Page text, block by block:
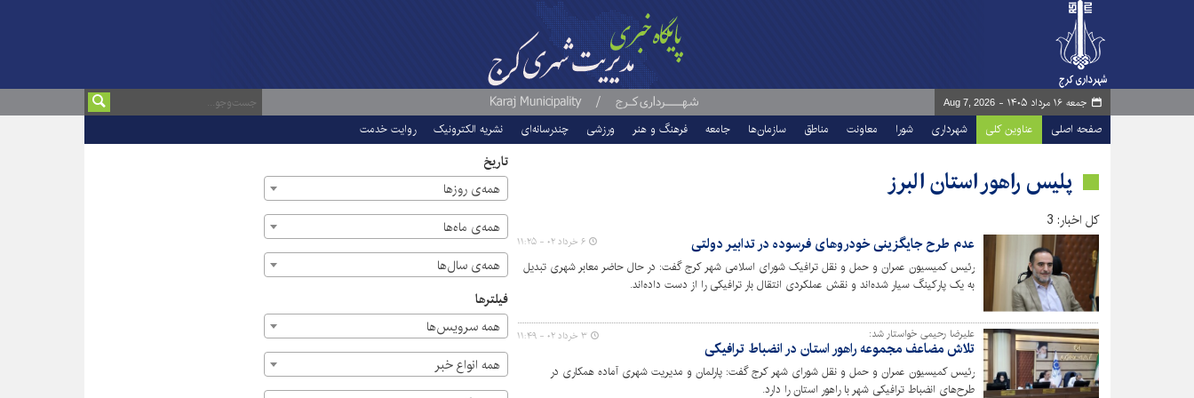
جمعه ۱۶ مرداد ۱۴۰۵ - Aug 7, 2026
صفحه اصلی عناوین کلی شهرداری شورا معاونت مناطق سازمان‌ها جامعه فرهنگ و هنر ورزشی چندرسانه‌ای نشریه الکترونیک روایت خدمت
پلیس راهور استان البرز
کل اخبار: 3
عدم طرح جایگزینی خودروهای فرسوده در تدابیر دولتی
رئیس کمیسیون عمران و حمل و نقل ترافیک شورای اسلامی شهر کرج گفت: در حال حاضر معابر شهری تبدیل
به یک پارکینگ سیار شده‌اند و نقش عملکردی انتقال بار ترافیکی را از دست داده‌اند.
۶ خرداد ۰۲ - ۱۱:۲۵
علیرضا رحیمی خواستار شد:
تلاش مضاعف مجموعه راهور استان در انضباط ترافیکی
رئیس کمیسیون عمران و حمل و نقل شورای شهر کرج گفت: پارلمان و مدیریت شهری آماده همکاری در
طرح‌های انضباط ترافیکی شهر با راهور استان را دارد.
۳ خرداد ۰۲ - ۱۱:۴۹
تاریخ
همه‌ی روزها
همه‌ی ماه‌ها
همه‌ی سال‌ها
فیلترها
همه سرویس‌ها
همه انواع خبر